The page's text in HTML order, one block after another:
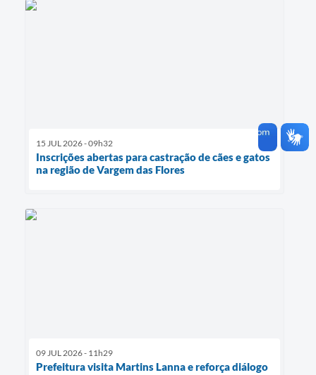
15 JUL 2026 - 09h32
Inscrições abertas para castração de cães e gatos
na região de Vargem das Flores
09 JUL 2026 - 11h29
Prefeitura visita Martins Lanna e reforça diálogo